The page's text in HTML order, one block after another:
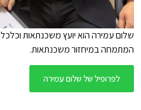
שלום עמירה הוא יועץ משכנתאות
המתמחה במיחזור משכנתאות.
לפרופיל של שלום עמירה